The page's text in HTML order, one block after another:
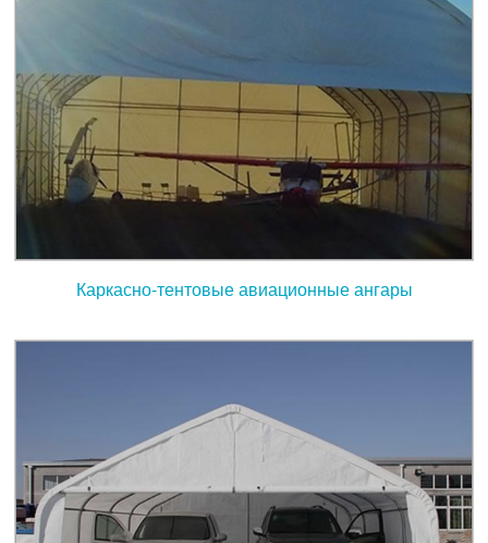
Каркасно-тентовые авиационные ангары